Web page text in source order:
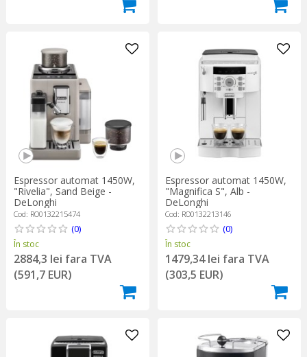
Espressor automat 1450W,
"Rivelia", Sand Beige -
DeLonghi
Cod: RO0132215474
(0)
În stoc
2884,3 lei fara TVA
(591,7 EUR)
Espressor automat 1450W,
"Magnifica S", Alb -
DeLonghi
Cod: RO0132213146
(0)
În stoc
1479,34 lei fara TVA
(303,5 EUR)